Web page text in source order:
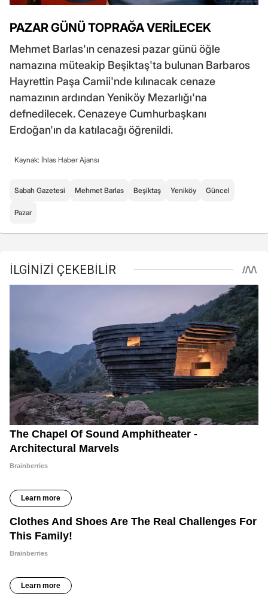
PAZAR GÜNÜ TOPRAĞA VERİLECEK
Mehmet Barlas'ın cenazesi pazar günü öğle
namazına müteakip Beşiktaş'ta bulunan Barbaros
Hayrettin Paşa Camii'nde kılınacak cenaze
namazının ardından Yeniköy Mezarlığı'na
defnedilecek. Cenazeye Cumhurbaşkanı
Erdoğan'ın da katılacağı öğrenildi.
Kaynak: İhlas Haber Ajansı
Sabah Gazetesi Mehmet Barlas Beşiktaş Yeniköy Güncel
Pazar